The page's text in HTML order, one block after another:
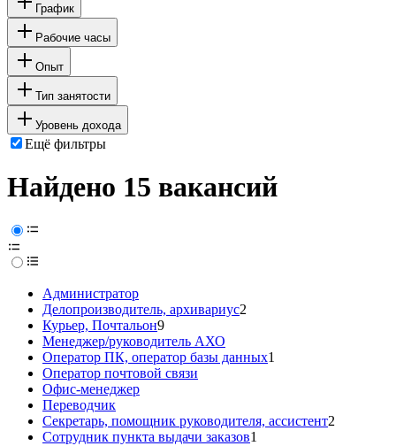
График
Рабочие часы
Опыт
Тип занятости
Уровень дохода
Ещё фильтры
Найдено 15 вакансий
Администратор
Делопроизводитель, архивариус2
Курьер, Почтальон9
Менеджер/руководитель АХО
Оператор ПК, оператор базы данных1
Оператор почтовой связи
Офис-менеджер
Переводчик
Секретарь, помощник руководителя, ассистент2
Сотрудник пункта выдачи заказов1